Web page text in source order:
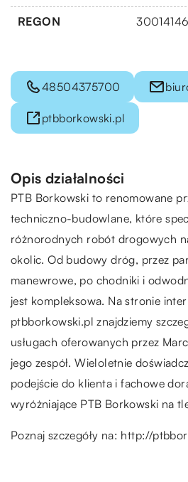
REGON
48504375700
ptbborkowski.pl
Opis działalności
PTB Borkowski to renomowane
techniczno-budowlane, które
różnorodnych robót drogowych
okolic. Od budowy dróg, przez
manewrowe, po chodniki i
jest kompleksowa. Na stronie
ptbborkowski.pl znajdziemy
usługach oferowanych przez
jego zespół. Wieloletnie
podejście do klienta i fachowe
wyróżniające PTB Borkowski na
Poznaj szczegóły na: http://